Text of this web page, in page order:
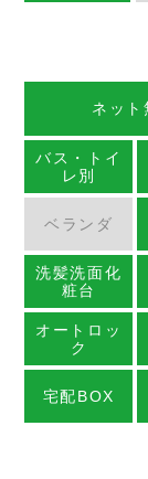
ネット
バス・トイ
レ別
ベランダ
洗髪洗面化
粧台
オートロッ
ク
宅配BOX